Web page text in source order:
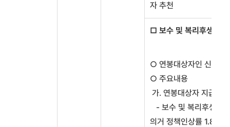
자 추천
□ 보수 및 복리후생규정
○ 연봉대상자인 신규 임
○ 주요내용
가. 연봉대상자 지급기
- 보수 및 복리후생규
의거 정책인상률 1.8%